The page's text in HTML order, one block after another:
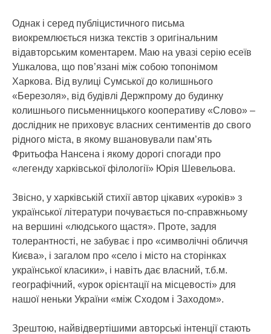
Однак і серед публіцистичного письма
виокремлюється низка текстів з оригінальним
відавторським коментарем. Маю на увазі серію есеїв
Ушкалова, що пов’язані між собою топонімом
Харкова. Від вулиці Сумської до колишнього
«Березоля», від будівлі Держпрому до будинку
колишнього письменницького кооперативу «Слово» –
дослідник не приховує власних сентиментів до свого
рідного міста, в якому вшановували пам’ять
Фритьофа Нансена і якому дорогі спогади про
«легенду харківської філології» Юрія Шевельова.
Звісно, у харківській стихії автор цікавих «уроків» з
української літератури почувається по-справжньому
на вершині «людського щастя». Проте, задля
толерантності, не забуває і про «символічні обличчя
Києва», і загалом про «село і місто на сторінках
української класики», і навіть дає власний, т.б.м.
географічний, «урок орієнтації на місцевості» для
нашої неньки України «між Сходом і Заходом».
Зрештою, найвідвертішими авторські інтенції стають